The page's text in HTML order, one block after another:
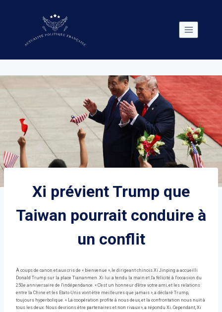
Xi prévient Trump que
Taiwan pourrait conduire à
un conflit
À coups de canon et aux cris de « bienvenue », le dirigeant chinois Xi Jinping a accueilli
Donald Trump sur la place Tiananmen. Xi lui a tendu la main et l'a félicité à l'occasion du
250e anniversaire de l'indépendance. « C'est un honneur d'être votre ami, et les relations
entre la Chine et les Etats-Unis vont être meilleures que jamais », a déclaré Trump,
toujours hyperbolique. « La coopération profite à nous deux, et la confrontation nous nuit à
tous les deux. Nous devrions être partenaires et non rivaux », a répondu Xi. Cependant, Xi